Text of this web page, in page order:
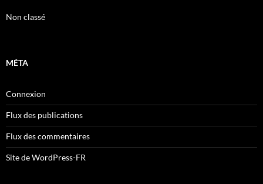
Non classé
MÉTA
Connexion
Flux des publications
Flux des commentaires
Site de WordPress-FR